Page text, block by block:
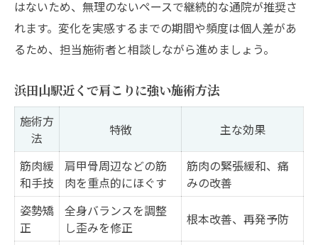
はないため、無理のないペースで継続的な通院が推奨さ
れます。変化を実感するまでの期間や頻度は個人差があ
るため、担当施術者と相談しながら進めましょう。
浜田山駅近くで肩こりに強い施術方法
施術方
法
特徴 主な効果
筋肉緩
和手技
肩甲骨周辺などの筋
肉を重点的にほぐす
筋肉の緊張緩和、痛
みの改善
姿勢矯
正
全身バランスを調整
し歪みを修正
根本改善、再発予防